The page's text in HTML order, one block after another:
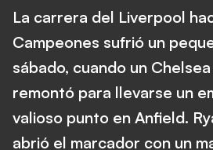
La carrera del Liverpool
Campeones sufrió un
sábado, cuando un
remontó para llevarse un
valioso punto en Anfield.
abrió el marcador con un